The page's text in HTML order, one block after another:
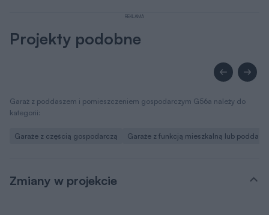
REKLAMA
Projekty podobne
Garaż z poddaszem i pomieszczeniem gospodarczym G56a należy do
kategorii:
Garaże z częścią gospodarczą Garaże z funkcją mieszkalną lub
Zmiany w projekcie